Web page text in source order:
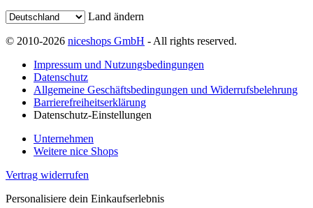
Land ändern
© 2010-2026 niceshops GmbH - All rights reserved.
Impressum und Nutzungsbedingungen
Datenschutz
Allgemeine Geschäftsbedingungen und Widerrufsbelehrung
Barrierefreiheitserklärung
Datenschutz-Einstellungen
Unternehmen
Weitere nice Shops
Vertrag widerrufen
Personalisiere dein Einkaufserlebnis